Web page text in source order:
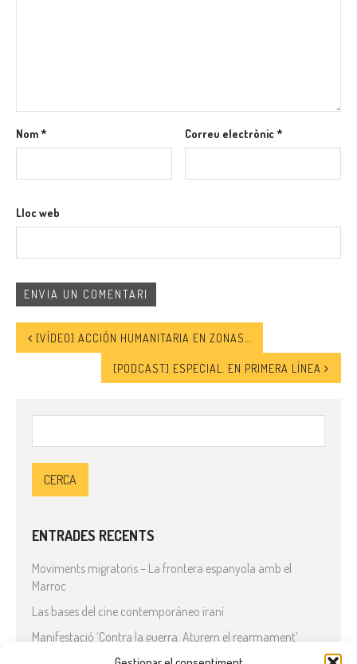
Nom* Correu electrònic*
Lloc web
[VÍDEO] ACCIÓN HUMANITARIA EN ZONAS DE CONFLICTO: IMPACTO DE COVID-19
[PODCAST] ESPECIAL. EN PRIMERA LÍNEA
ENTRADES RECENTS
Moviments migratoris – La frontera espanyola amb el
Marroc
Las bases del cine contemporáneo iraní
Manifestació ‘Contra la guerra. Aturem el rearmament’